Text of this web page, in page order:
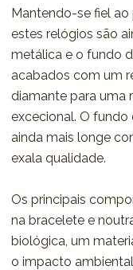
Mantendo-se fiel ao
estes relógios são
metálica e o fundo
acabados com um
diamante para uma
excecional. O
ainda mais longe
exala qualidade.
Os principais
na bracelete e
biológica, um
o impacto